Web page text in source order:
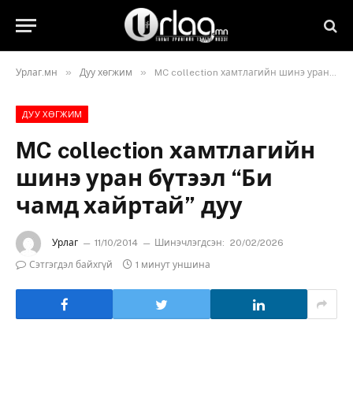
Урлаг.мн » Дуу хөгжим » MC collection хамтлагийн шинэ уран бүтээл “Би чамд хайртай” дуу
ДУУ ХӨГЖИМ
MC collection хамтлагийн
шинэ уран бүтээл “Би
чамд хайртай” дуу
Урлаг 11/10/2014 Шинэчлэгдсэн: 20/02/2026
Сэтгэгдэл байхгүй
1 минут уншина